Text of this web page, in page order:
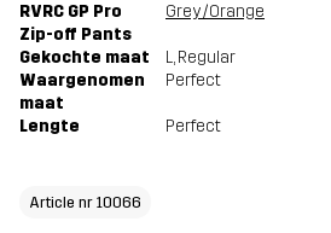
RVRC GP Pro
Zip-off Pants
Grey/Orange
Gekochte maat L, Regular
Waargenomen
maat
Perfect
Lengte Perfect
Article nr 10066